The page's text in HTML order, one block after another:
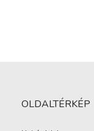
OLDALTÉRKÉP